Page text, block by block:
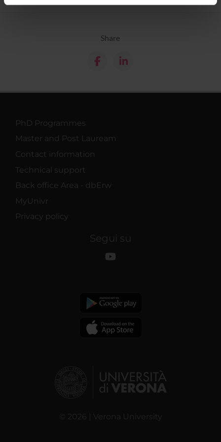
raccolto dal tuo utilizzo dei loro servizi.
Share
PhD Programmes
Master and Post Lauream
Contact information
Technical support
Back office Area - dbErw
MyUnivr
Privacy policy
Segui su
© 2026 | Verona University